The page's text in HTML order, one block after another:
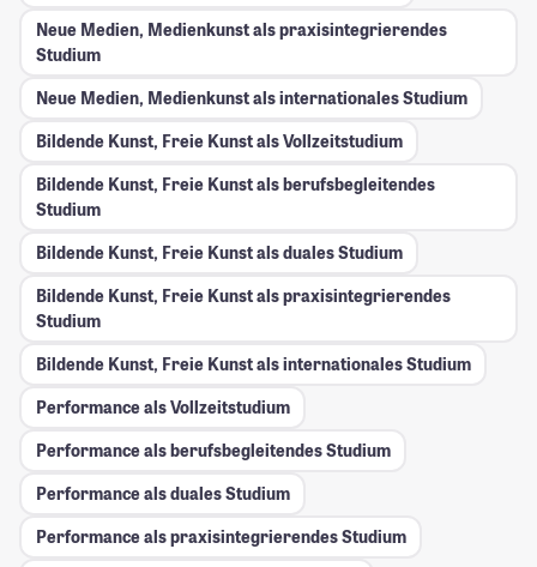
Neue Medien, Medienkunst als praxisintegrierendes
Studium
Neue Medien, Medienkunst als internationales Studium
Bildende Kunst, Freie Kunst als Vollzeitstudium
Bildende Kunst, Freie Kunst als berufsbegleitendes
Studium
Bildende Kunst, Freie Kunst als duales Studium
Bildende Kunst, Freie Kunst als praxisintegrierendes
Studium
Bildende Kunst, Freie Kunst als internationales Studium
Performance als Vollzeitstudium
Performance als berufsbegleitendes Studium
Performance als duales Studium
Performance als praxisintegrierendes Studium